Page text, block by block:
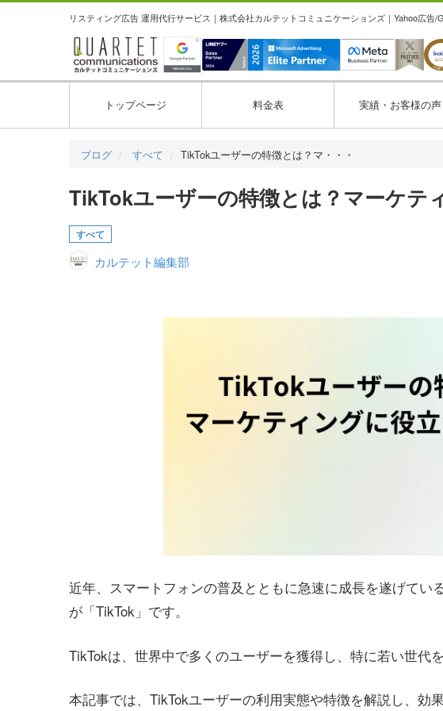
リスティング広告 運用代行サービス｜株式会社カルテットコミュニケーションズ｜Yahoo広告/
トップページ 料金表 実績・お客様の声
ブログ すべて TikTokユーザーの特徴とは？マ・・・
TikTokユーザーの特徴とは？マーケテ
すべて
カルテット編集部
近年、スマートフォンの普及とともに急速に成長を遂げてい
が「TikTok」です。
TikTokは、世界中で多くのユーザーを獲得し、特に若い世代
本記事では、TikTokユーザーの利用実態や特徴を解説し、効